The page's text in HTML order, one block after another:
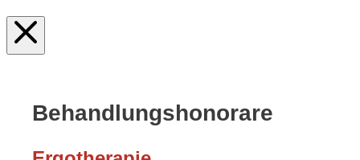
Behandlungs­honorare